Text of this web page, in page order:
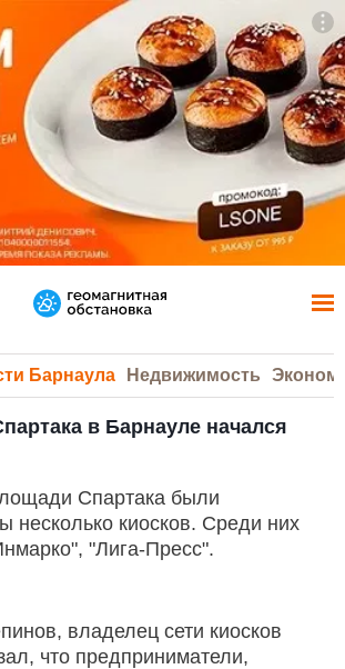
Барнаула Недвижимость
в Барнауле начался
Спартака были
несколько киосков. Среди них
"Лига-Пресс".
владелец сети киосков
что предприниматели,